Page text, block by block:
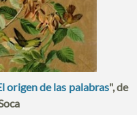
origen de las palabras", de